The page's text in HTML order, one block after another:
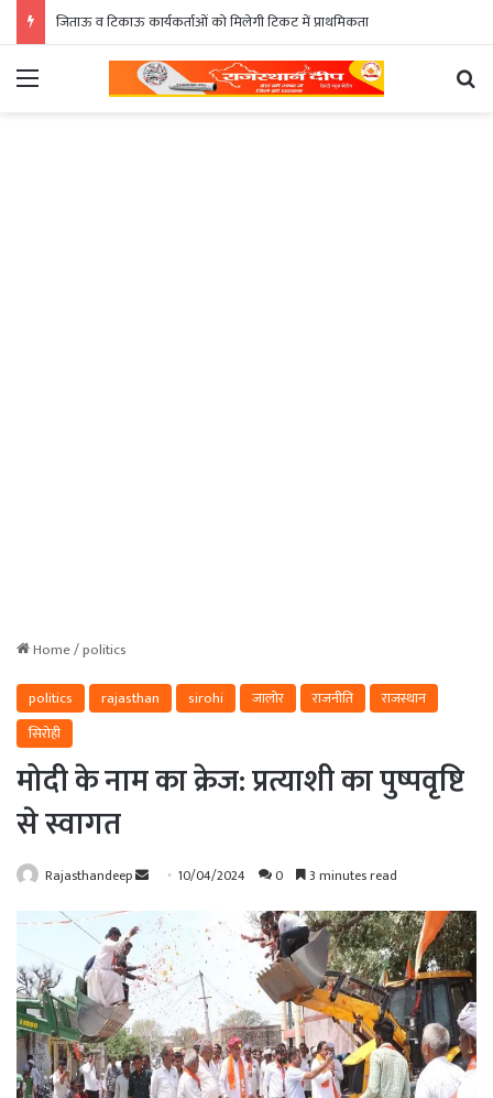
जिताऊ व टिकाऊ कार्यकर्ताओं को मिलेगी टिकट में प्राथमिकता
Menu
Home/politics
politics
rajasthan sirohi जालोर राजनीति
राजस्थान
सिरोही
मोदी के नाम का क्रेज: प्रत्याशी का पुष्पवृष्टि
से स्वागत
Rajasthandeep
Send
email
10/04/2024 0 3 minutes read